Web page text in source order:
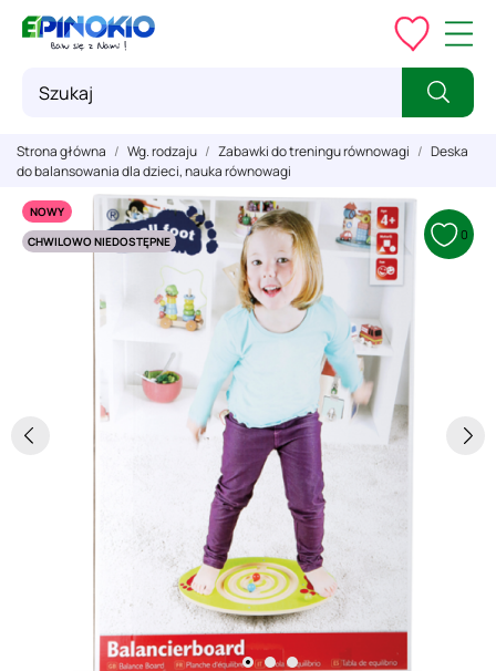
Strona główna Wg. rodzaju Zabawki do treningu równowagi
Deska
do balansowania dla dzieci, nauka równowagi
NOWY
CHWILOWO NIEDOSTĘPNE
0